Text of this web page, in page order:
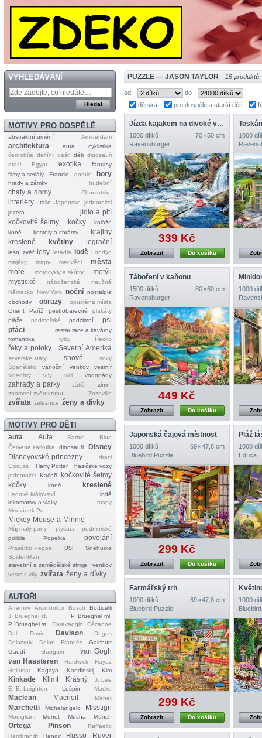
VYHLEDÁVÁNÍ
MOTIVY PRO DOSPĚLÉ
abstraktní umění Amsterdam
architektura auta
cyklistika
černobílé
delfíni déšť děti dinosauři
draci
Egypt exotika
fantasy
filmy a seriály
Francie gothic hory
hrady a zámky hudební
chaty a domy Chorvatsko
interiéry Itálie Japonsko
jednorožci
jezera
jídlo a pití
kočkovité šelmy
kočky
koláže
koně
kostely a chrámy
krajiny
kreslené
květiny legrační
lesní zvěř lesy letadla lodě Londýn
majáky
mapy medvědi
města
moře
motocykly a skútry
motýli
mystické
náboženské
naučné
Německo
New York noční nostalgie
obchody
obrazy
opuštěná místa
Orient
Paříž pestrobarevné
plakáty
pláže
podmořské podzimní
psi
ptáci
restaurace a kavárny
romantika
ryby Řecko
řeky a potoky Severní Amerika
severské státy snové
sovy
Španělsko
vánoční venkov
vesmír
videohry
víly vlci vodopády
zahrady a parky zátiší
zimní
znamení zvěrokruhu
Zozoville
zvířata železnice ženy a dívky
MOTIVY PRO DĚTI
auta Auta Barbie
Blue
Červená karkulka
dinosauři
Disney
Disneyovské princezny
draci
Gorjuss
Harry Potter
hasičské vozy
jednorožci
Kačeři
kočkovité šelmy
kočky
koně kreslené
Ledové království
lodě
lokomotivy a vlaky
mapy
Medvídek Pú
Mickey Mouse a Minnie
Můj malý pony plyšáci
podmořské
policie
Popelka povolání
Prasátko Peppa psi
Sněhurka
Spider‐Man
stavební a zemědělské stroje
venkov
vesmír víly zvířata ženy a dívky
AUTOŘI
Afremov Arcimboldo Bosch
Botticelli
J. Brueghel st.
P. Brueghel ml.
P. Brueghel st.
Caravaggio
Cézanne
Dalí
David Davison
Degas
Delacroix
Delon Francés
Galchutt
Gaudí
Gauguin
van Gogh
van Haasteren
Hardwick
Hayez
Hokusai
Kagaya Kandinskij Kim
Kinkade Klimt Krásný
J. Lee
E. B. Leighton
Lušpin Macke
Maclean Macneil Manet
Marchetti Michelangelo Misstigri
Modigliani Monet Mucha Munch
Ortega Pinson
Raffaello
Rembrandt
Renoir Russo Ruyer
PUZZLE — JASON TAYLOR 15 produktů
od
do
dětská
pro dospělé a starší děti
Jízda kajakem na divoké vodě
1000 dílků
70 × 50 cm
Ravensburger
339 Kč
Do košíku
Zobrazit
1000
Táboření v kaňonu
1500 dílků
80 × 60 cm
Ravensburger
449 Kč
Do košíku
Zobrazit
1000
Japonská čajová místnost
1000 dílků
69 × 47,8 cm
Bluebird Puzzle
299 Kč
Do košíku
Zobrazit
Pláž
1000
Educa
Farmářský trh
1000 dílků
69 × 47,8 cm
Bluebird Puzzle
299 Kč
Do košíku
Zobrazit
1000